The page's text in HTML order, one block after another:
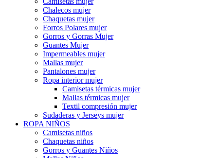
Chalecos mujer
Chaquetas mujer
Forros Polares mujer
Gorros y Gorras Mujer
Guantes Mujer
Impermeables mujer
Mallas mujer
Pantalones mujer
Ropa interior mujer
Camisetas térmicas mujer
Mallas térmicas mujer
Textil compresión mujer
Sudaderas y Jerseys mujer
ROPA NIÑOS
Camisetas niños
Chaquetas niños
Gorros y Guantes Niños